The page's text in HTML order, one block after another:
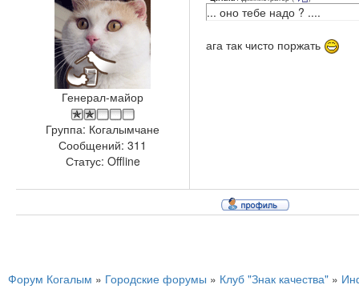
Генерал-майор
Группа: Когалымчане
Сообщений: 311
Статус: Offline
... оно тебе надо ? ....
ага так чисто поржать
Форум Когалым » Городские форумы » Клуб "Знак качества" »